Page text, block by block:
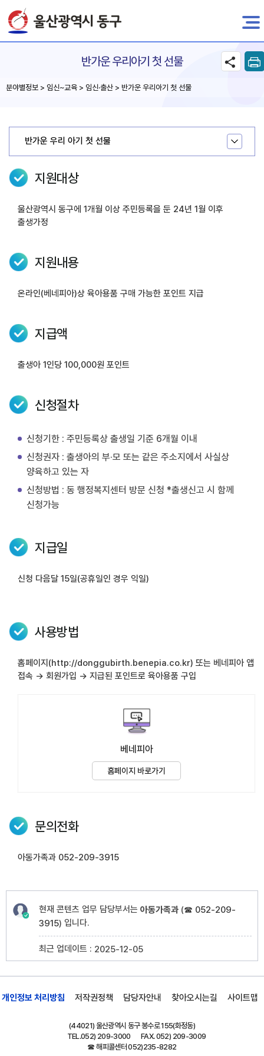
전자민원
반가운 우리아기 첫 선물
분야별정보 > 임신~교육 > 임신·출산 > 반가운 우리아기 첫 선물
반가운 우리 아기 첫 선물
지원대상
울산광역시 동구에 1개월 이상 주민등록을 둔 24년 1월 이후
출생가정
지원내용
온라인(베네피아)상 육아용품 구매 가능한 포인트 지급
지급액
출생아 1인당 100,000원 포인트
신청절차
신청기한 : 주민등록상 출생일 기준 6개월 이내
신청권자 : 출생아의 부·모 또는 같은 주소지에서 사실상
양육하고 있는 자
신청방법 : 동 행정복지센터 방문 신청 *출생신고 시 함께
신청가능
지급일
신청 다음달 15일(공휴일인 경우 익일)
사용방법
홈페이지(http://donggubirth.benepia.co.kr) 또는 베네피아 앱
접속 → 회원가입 → 지급된 포인트로 육아용품 구입
베네피아
홈페이지 바로가기
문의전화
아동가족과 052-209-3915
현재 콘텐츠 업무 담당부서는 아동가족과 (☎ 052-209-
3915) 입니다.
최근 업데이트 : 2025-12-05
개인정보 처리방침 저작권정책 담당자안내 찾아오시는길 사이트맵
(44021) 울산광역시 동구 봉수로 155(화정동)
TEL.052) 209-3000
FAX. 052) 209-3009
☎ 해피콜센터052)235-8282